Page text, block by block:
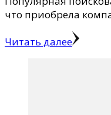
что приобрела
Читать далее